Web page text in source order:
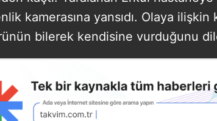
kamerasına yansıdı. Olaya
bilerek kendisine vurduğunu